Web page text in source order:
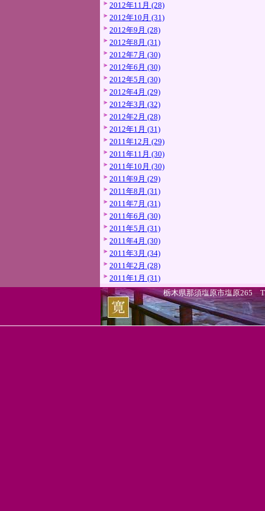
2012年11月 (28)
2012年10月 (31)
2012年9月 (28)
2012年8月 (31)
2012年7月 (30)
2012年6月 (30)
2012年5月 (30)
2012年4月 (29)
2012年3月 (32)
2012年2月 (28)
2012年1月 (31)
2011年12月 (29)
2011年11月 (30)
2011年10月 (30)
2011年9月 (29)
2011年8月 (31)
2011年7月 (31)
2011年6月 (30)
2011年5月 (31)
2011年4月 (30)
2011年3月 (34)
2011年2月 (28)
2011年1月 (31)
栃木県那須塩原市塩原265